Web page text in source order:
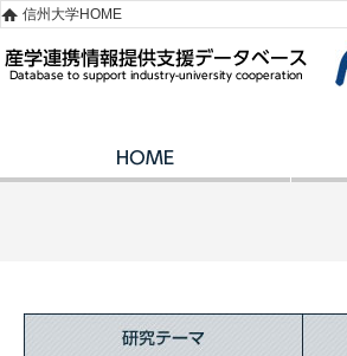
信州大学HOME